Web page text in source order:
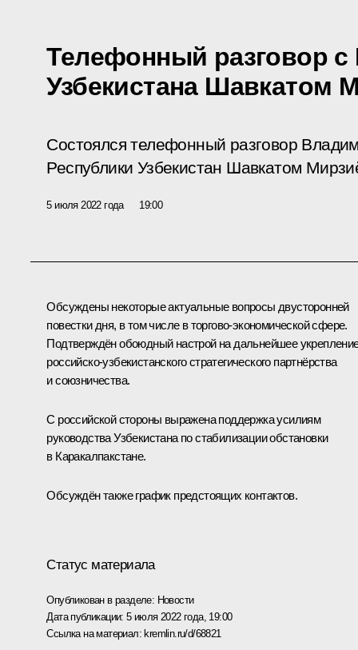
Телефонный разговор с
Узбекистана Шавкатом
Состоялся телефонный разговор
Республики Узбекистан Шавкатом
5 июля 2022 года 19:00
Обсуждены некоторые актуальные вопросы двусторонней
повестки дня, в том числе в торгово-экономической сфере.
Подтверждён обоюдный настрой на дальнейшее
российско-узбекистанского стратегического партнёрства
и союзничества.
С российской стороны выражена поддержка усилиям
руководства Узбекистана по стабилизации обстановки
в Каракалпакстане.
Обсуждён также график предстоящих контактов.
Статус материала
Опубликован в разделе: Новости
Дата публикации:5 июля 2022 года, 19:00
Ссылка на материал: kremlin.ru/d/68821